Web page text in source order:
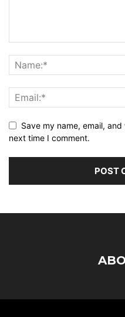
Save my name, email,
next time I comment.